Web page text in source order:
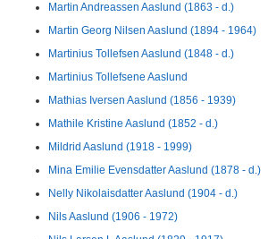
Martin Andreassen Aaslund (1863 - d.)
Martin Georg Nilsen Aaslund (1894 - 1964)
Martinius Tollefsen Aaslund (1848 - d.)
Martinius Tollefsene Aaslund
Mathias Iversen Aaslund (1856 - 1939)
Mathile Kristine Aaslund (1852 - d.)
Mildrid Aaslund (1918 - 1999)
Mina Emilie Evensdatter Aaslund (1878 - d.)
Nelly Nikolaisdatter Aaslund (1904 - d.)
Nils Aaslund (1906 - 1972)